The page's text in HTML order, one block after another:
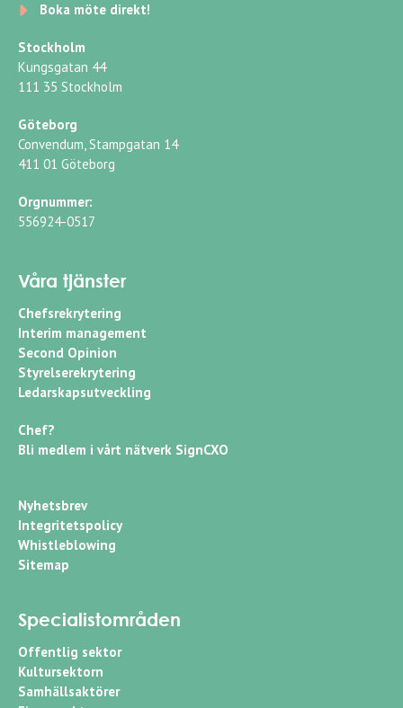
Boka möte direkt!
Stockholm
Kungsgatan 44
111 35 Stockholm
Göteborg
Convendum, Stampgatan 14
411 01 Göteborg
Orgnummer:
556924-0517
Våra tjänster
Chefsrekrytering
Interim management
Second Opinion
Styrelserekrytering
Ledarskapsutveckling
Chef?
Bli medlem i vårt nätverk SignCXO
Nyhetsbrev
Integritetspolicy
Whistleblowing
Sitemap
Specialistområden
Offentlig sektor
Kultursektorn
Samhällsaktörer